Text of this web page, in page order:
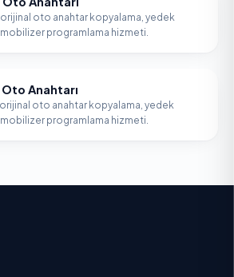
oto anahtar kopyalama, yedek
programlama hizmeti.
Anahtarı
oto anahtar kopyalama, yedek
programlama hizmeti.